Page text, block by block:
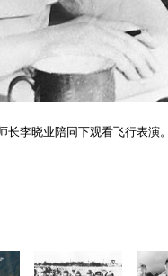
长李晓业陪同下观看飞行表演